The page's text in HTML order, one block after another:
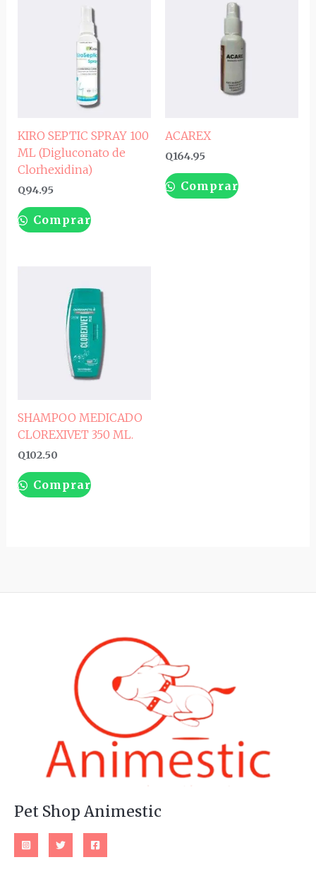
KIRO SEPTIC SPRAY 100
ML (Digluconato de
Clorhexidina)
Q94.95
Comprar
ACAREX
Q164.95
Comprar
SHAMPOO MEDICADO
CLOREXIVET 350 ML.
Q102.50
Comprar
Pet Shop Animestic